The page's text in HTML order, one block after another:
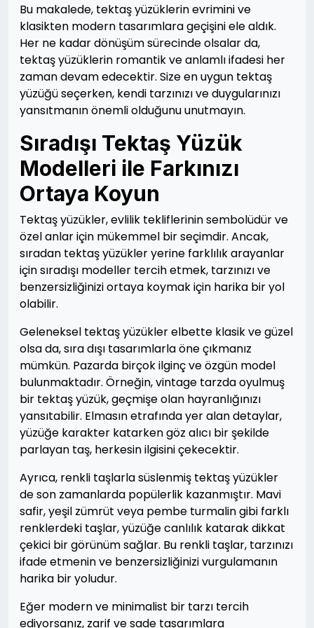
Bu makalede, tektaş yüzüklerin evrimini ve
klasikten modern tasarımlara geçişini ele aldık.
Her ne kadar dönüşüm sürecinde olsalar da,
tektaş yüzüklerin romantik ve anlamlı ifadesi her
zaman devam edecektir. Size en uygun tektaş
yüzüğü seçerken, kendi tarzınızı ve duygularınızı
yansıtmanın önemli olduğunu unutmayın.
Sıradışı Tektaş Yüzük
Modelleri ile Farkınızı
Ortaya Koyun
Tektaş yüzükler, evlilik tekliflerinin sembolüdür ve
özel anlar için mükemmel bir seçimdir. Ancak,
sıradan tektaş yüzükler yerine farklılık arayanlar
için sıradışı modeller tercih etmek, tarzınızı ve
benzersizliğinizi ortaya koymak için harika bir yol
olabilir.
Geleneksel tektaş yüzükler elbette klasik ve güzel
olsa da, sıra dışı tasarımlarla öne çıkmanız
mümkün. Pazarda birçok ilginç ve özgün model
bulunmaktadır. Örneğin, vintage tarzda oyulmuş
bir tektaş yüzük, geçmişe olan hayranlığınızı
yansıtabilir. Elmasın etrafında yer alan detaylar,
yüzüğe karakter katarken göz alıcı bir şekilde
parlayan taş, herkesin ilgisini çekecektir.
Ayrıca, renkli taşlarla süslenmiş tektaş yüzükler
de son zamanlarda popülerlik kazanmıştır. Mavi
safir, yeşil zümrüt veya pembe turmalin gibi farklı
renklerdeki taşlar, yüzüğe canlılık katarak dikkat
çekici bir görünüm sağlar. Bu renkli taşlar, tarzınızı
ifade etmenin ve benzersizliğinizi vurgulamanın
harika bir yoludur.
Eğer modern ve minimalist bir tarzı tercih
ediyorsanız, zarif ve sade tasarımlara